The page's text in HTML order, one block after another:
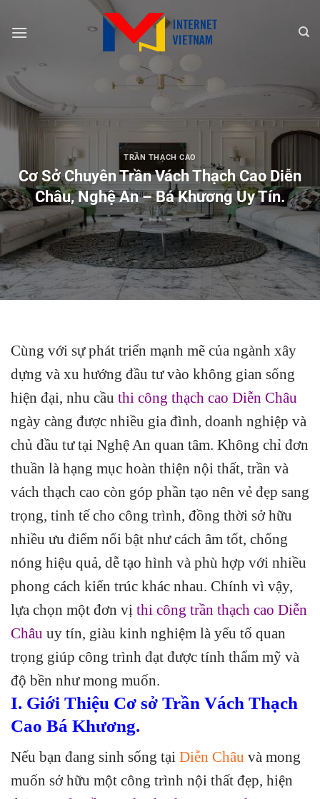
đến
TRẦN THẠCH CAO
Cơ Sở Chuyên Trần Vách Thạch Cao Diễn
Châu, Nghệ An – Bá Khương Uy Tín.
Cùng với sự phát triển mạnh mẽ của ngành xây
dựng và xu hướng đầu tư vào không gian sống
hiện đại, nhu cầu thi công thạch cao Diễn Châu
ngày càng được nhiều gia đình, doanh nghiệp và
chủ đầu tư tại Nghệ An quan tâm. Không chỉ đơn
thuần là hạng mục hoàn thiện nội thất, trần và
vách thạch cao còn góp phần tạo nên vẻ đẹp sang
trọng, tinh tế cho công trình, đồng thời sở hữu
nhiều ưu điểm nổi bật như cách âm tốt, chống
nóng hiệu quả, dễ tạo hình và phù hợp với nhiều
phong cách kiến trúc khác nhau. Chính vì vậy,
lựa chọn một đơn vị thi công trần thạch cao Diễn
Châu uy tín, giàu kinh nghiệm là yếu tố quan
trọng giúp công trình đạt được tính thẩm mỹ và
độ bền như mong muốn.
I. Giới Thiệu Cơ sở Trần Vách Thạch
Cao Bá Khương.
Nếu bạn đang sinh sống tại Diễn Châu và mong
muốn sở hữu một công trình nội thất đẹp, hiện